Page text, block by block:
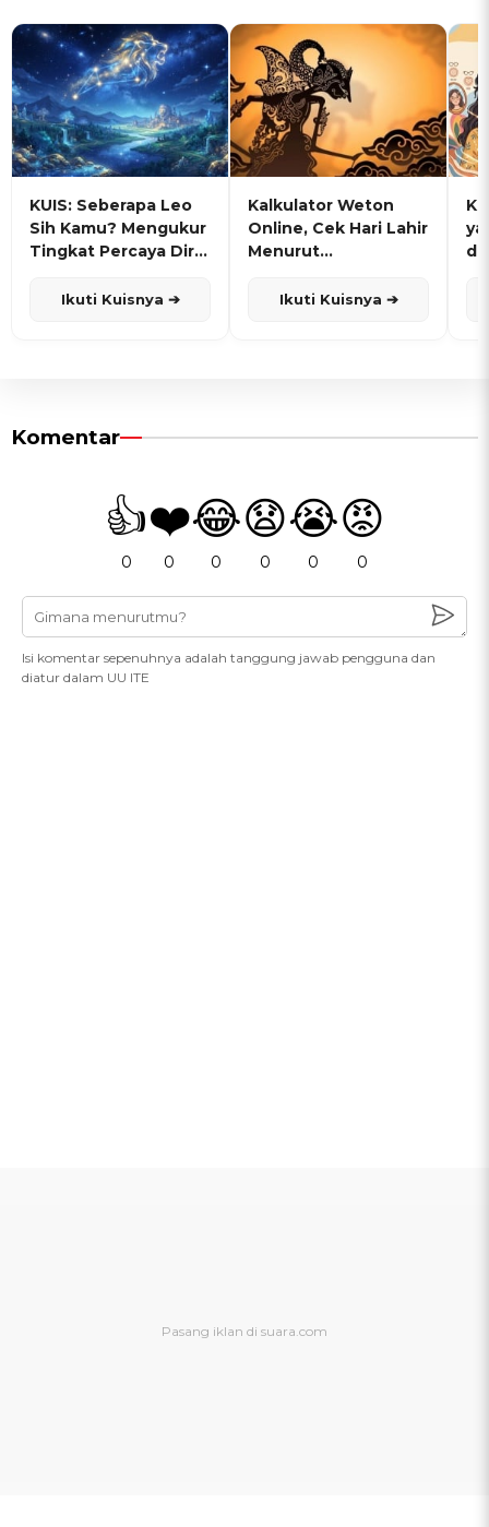
KUIS: Seberapa Leo
Sih Kamu? Mengukur
Tingkat Percaya Diri
Ikuti Kuisnya ➔
Kalkulator Weton
Online, Cek Hari Lahir
Menurut
Ikuti Kuisnya ➔
Komentar
👍
0
❤️
0
😂
0
😧
0
😭
0
😡
0
Isi komentar sepenuhnya adalah tanggung jawab pengguna dan
diatur dalam UU ITE